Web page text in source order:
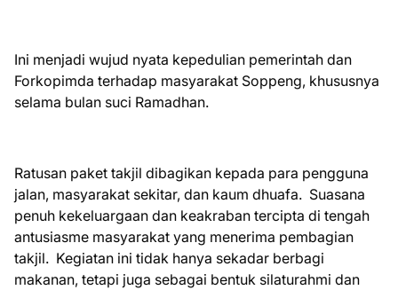
Ini menjadi wujud nyata kepedulian pemerintah dan
Forkopimda terhadap masyarakat Soppeng, khususnya
selama bulan suci Ramadhan.
Ratusan paket takjil dibagikan kepada para pengguna
jalan, masyarakat sekitar, dan kaum dhuafa. Suasana
penuh kekeluargaan dan keakraban tercipta di tengah
antusiasme masyarakat yang menerima pembagian
takjil. Kegiatan ini tidak hanya sekadar berbagi
makanan, tetapi juga sebagai bentuk silaturahmi dan